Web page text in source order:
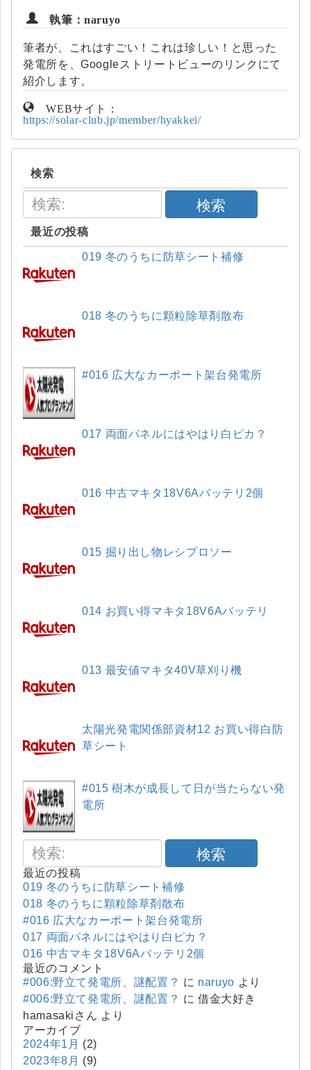
執筆：naruyo
筆者が、これはすごい！これは珍しい！と思った
発電所を、Googleストリートビューのリンクにて
紹介します。
WEBサイト：
https://solar-club.jp/member/hyakkei/
検索
検索
最近の投稿
019 冬のうちに防草シート補修
018 冬のうちに顆粒除草剤散布
#016 広大なカーポート架台発電所
017 両面パネルにはやはり白ピカ？
016 中古マキタ18V6Aバッテリ2個
015 掘り出し物レシプロソー
014 お買い得マキタ18V6Aバッテリ
013 最安値マキタ40V草刈り機
太陽光発電関係部資材12 お買い得白防
草シート
#015 樹木が成長して日が当たらない発
電所
検索
最近の投稿
019 冬のうちに防草シート補修
018 冬のうちに顆粒除草剤散布
#016 広大なカーポート架台発電所
017 両面パネルにはやはり白ピカ？
016 中古マキタ18V6Aバッテリ2個
最近のコメント
#006:野立て発電所、謎配置？ に naruyo より
#006:野立て発電所、謎配置？ に借金大好き
hamasakiさん より
アーカイブ
2024年1月 (2)
2023年8月 (9)